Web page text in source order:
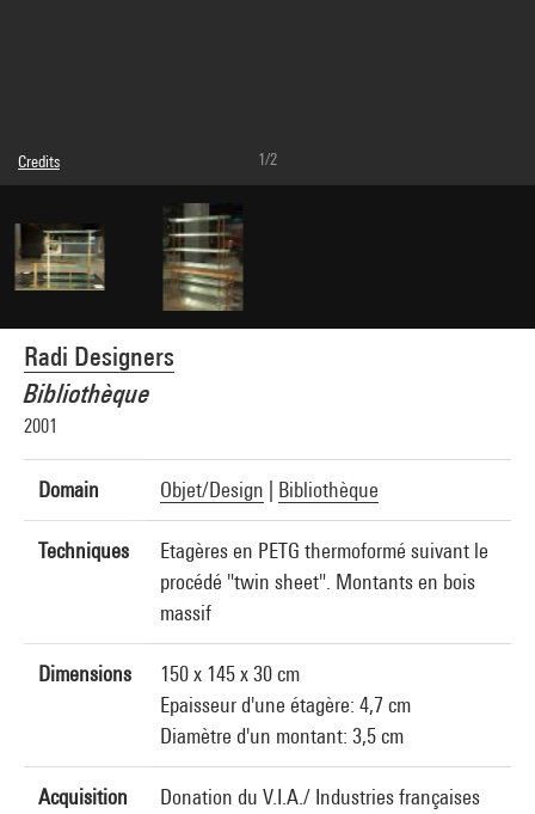
Radi Designers
Bibliothèque
2001
Domain Objet/Design Bibliothèque
Techniques
Etagères en PETG thermoformé suivant le
procédé "twin sheet". Montants en bois
massif
Dimensions
150 x 145 x 30 cm
Epaisseur d'une étagère: 4,7 cm
Diamètre d'un montant: 3,5 cm
Acquisition
Donation du V.I.A./ Industries françaises
Credits
Caption : Prise de vue de l'étagère (AM 2010-1-96) et du banc (AM 2010-1-95) de la
collection Gamme X, dans l'exposition Via Design 3.0, présentée du 16 décembre
2009 au 01 février 2010, Centre Pompidou, Forum.
© Radi Designers
Photo credits : Georges Meguerditchian - Centre Pompidou, MNAM-CCI
Image reference : 4N41979
1/2